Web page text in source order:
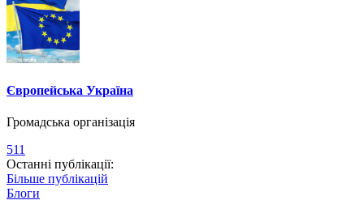
Європейська Україна
Громадська організація
511
Останні публікації:
Більше публікацій
Блоги